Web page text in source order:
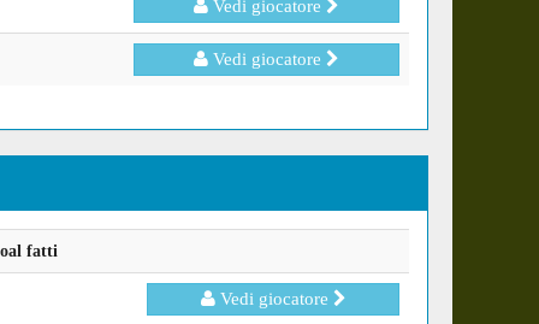
Vedi giocatore
Vedi giocatore
fatti
Vedi giocatore